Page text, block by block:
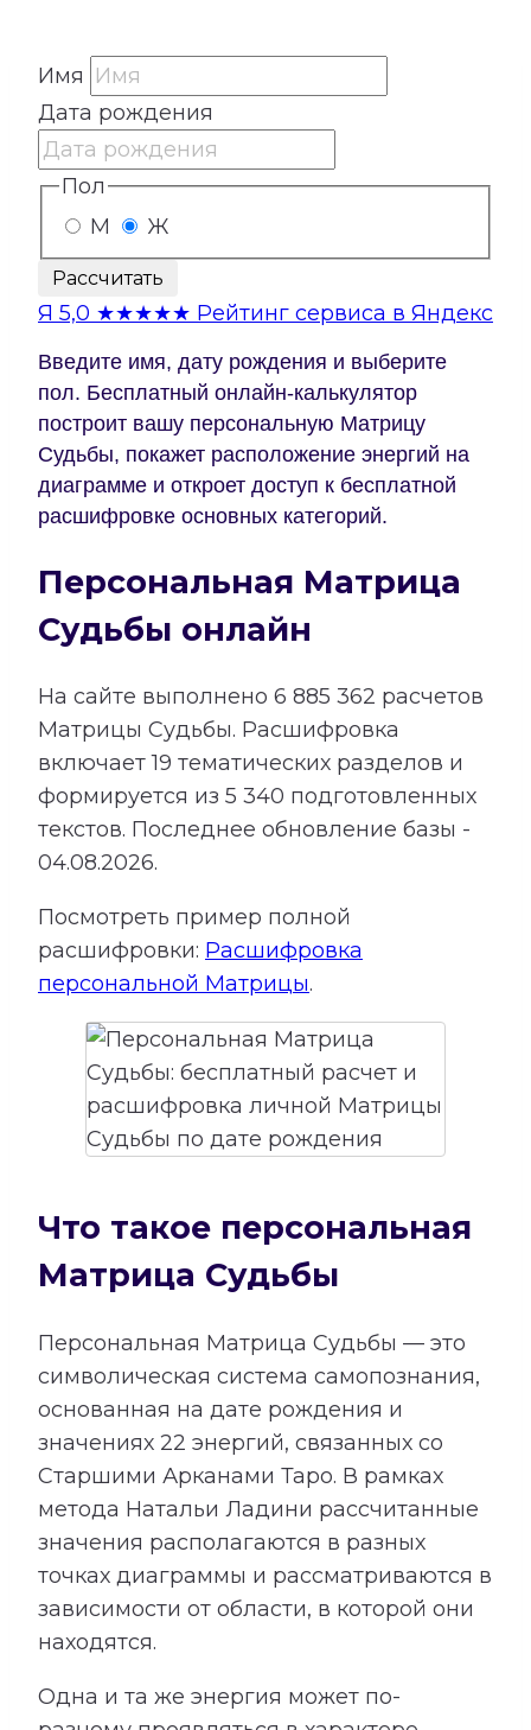
Имя
Дата рождения
Пол
М
Ж
Рассчитать
Я 5,0 ★★★★★ Рейтинг сервиса в Яндекс
Введите имя, дату рождения и выберите
пол. Бесплатный онлайн-калькулятор
построит вашу персональную Матрицу
Судьбы, покажет расположение энергий на
диаграмме и откроет доступ к бесплатной
расшифровке основных категорий.
Персональная Матрица
Судьбы онлайн
На сайте выполнено 6 885 362 расчетов
Матрицы Судьбы. Расшифровка
включает19 тематических разделов и
формируется из 5 340 подготовленных
текстов. Последнее обновление базы -
04.08.2026.
Посмотреть пример полной
расшифровки: Расшифровка
персональной Матрицы.
Что такое персональная
Матрица Судьбы
Персональная Матрица Судьбы — это
символическая система самопознания,
основанная на дате рождения и
значениях 22 энергий, связанных со
Старшими Арканами Таро. В рамках
метода Натальи Ладини рассчитанные
значения располагаются в разных
точках диаграммы и рассматриваются в
зависимости от области, в которой они
находятся.
Одна и та же энергия может по-